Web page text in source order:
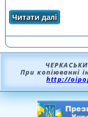
Читати даліпро
При копіюванні
http://